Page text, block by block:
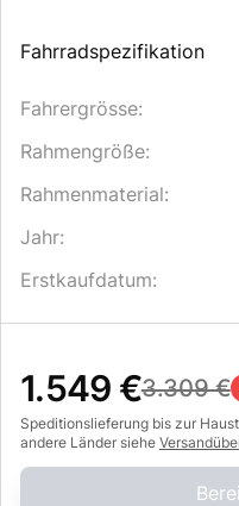
Fahrradspezifikation
Fahrergrösse:
Rahmengröße:
Rahmenmaterial:
Jahr:
Erstkaufdatum:
1.549 €3.309 €
Speditionslieferung bis zur
andere Länder siehe